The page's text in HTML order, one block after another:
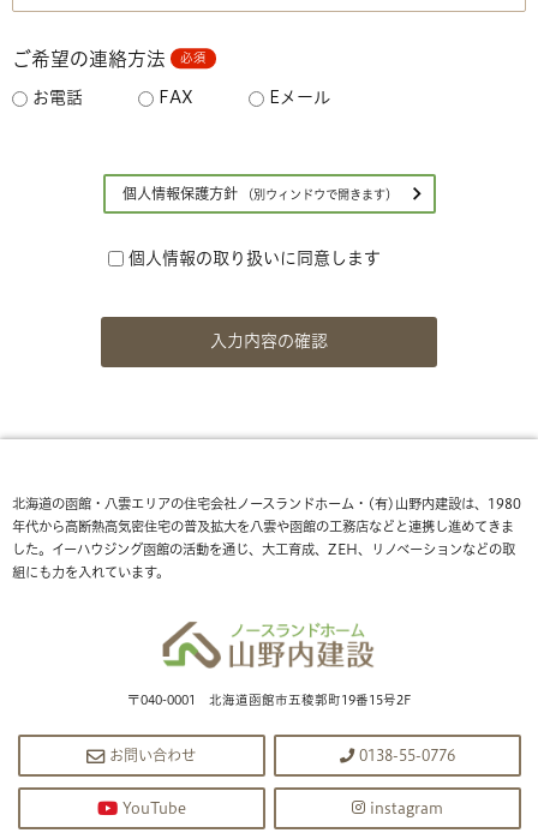
ご希望の連絡方法 必須
お電話 FAX Eメール
個人情報保護方針 （別ウィンドウで開きます）
個人情報の取り扱いに同意します
北海道の函館・八雲エリアの住宅会社ノースランドホーム・(有)山野内建設は、1980
年代から高断熱高気密住宅の普及拡大を八雲や函館の工務店などと連携し進めてきま
した。イーハウジング函館の活動を通じ、大工育成、ZEH、リノベーションなどの取
組にも力を入れています。
〒040-0001 北海道函館市五稜郭町19番15号2F
お問い合わせ 0138-55-0776
YouTube instagram